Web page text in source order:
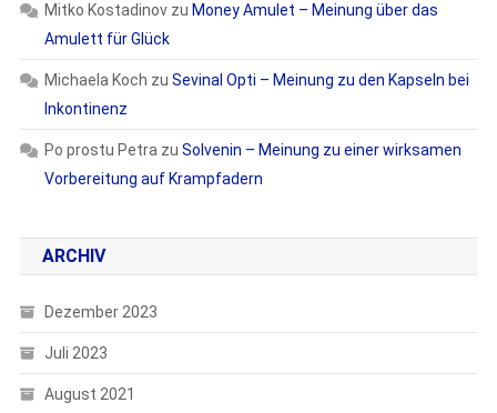
Mitko Kostadinovzu Money Amulet – Meinung über das
Amulett für Glück
Michaela Koch zu Sevinal Opti – Meinung zu den Kapseln bei
Inkontinenz
Po prostu Petra zu Solvenin – Meinung zu einer wirksamen
Vorbereitung auf Krampfadern
ARCHIV
Dezember 2023
Juli 2023
August 2021